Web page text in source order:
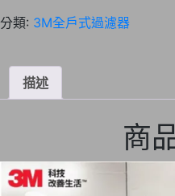
式
鏽
統-
SS801
分類: 3M全戶式過濾器
描述
商